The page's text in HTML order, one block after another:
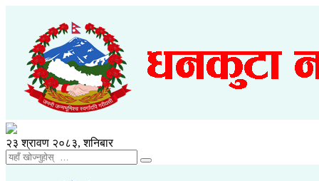
२३ श्रावण २०८३, शनिबार